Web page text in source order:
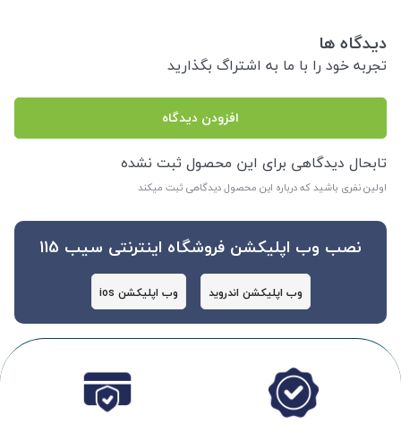
دیدگاه ها
تجربه خود را با ما به اشتراگ بگذارید
افزودن دیدگاه
تابحال دیدگاهی برای این محصول ثبت نشده
اولین نفری باشید که درباره این محصول دیدگاهی ثبت میکند
نصب وب اپلیکشن فروشگاه اینترنتی سیب 115
وب اپلیکشن اندروید وب اپلیکشن ios